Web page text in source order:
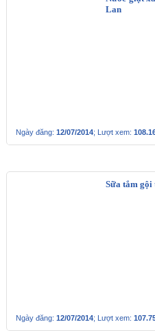
Ngày đăng: 12/07/2014; Lượt xem:
Sữa tắm gội
Ngày đăng: 12/07/2014; Lượt xem: